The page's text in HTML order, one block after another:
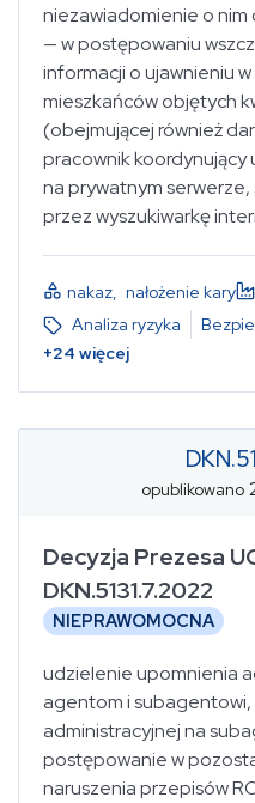
niezawiadomienie o
— w postępowaniu
informacji o ujawnieniu
mieszkańców objętych
(obejmującej również
pracownik koordynujący
na prywatnym
przez wyszukiwarkę
nakaz, nałożenie kary
Analiza ryzyka
+24 więcej
opublikowano
Decyzja Prezesa
DKN.5131.7.2022
NIEPRAWOMOCNA
udzielenie upomnienia
agentom i subagentowi,
administracyjnej na
postępowanie w
naruszenia przepisów